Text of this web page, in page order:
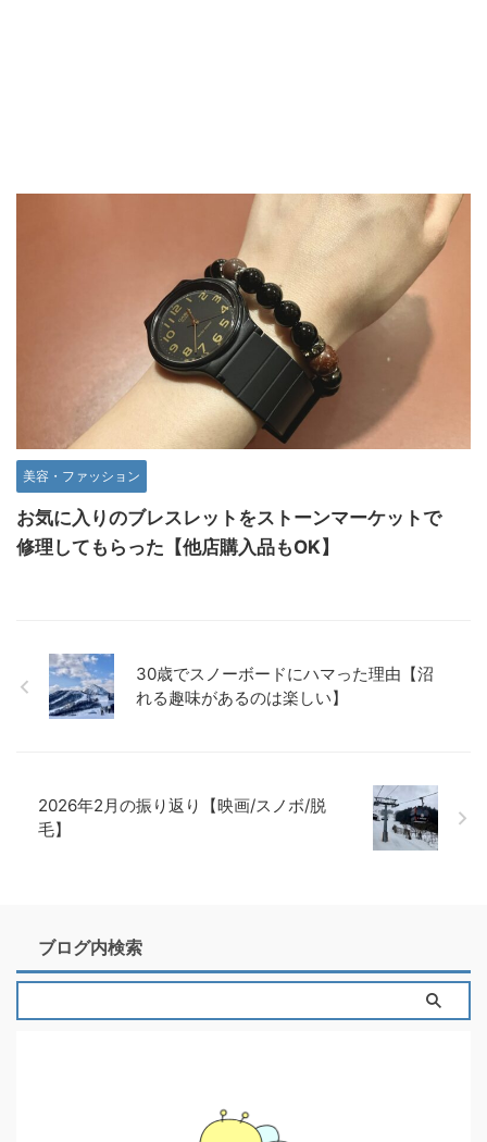
美容・ファッション
お気に入りのブレスレットをストーンマーケットで
修理してもらった【他店購入品もOK】
30歳でスノーボードにハマった理由【沼
れる趣味があるのは楽しい】
2026年2月の振り返り【映画/スノボ/脱
毛】
ブログ内検索